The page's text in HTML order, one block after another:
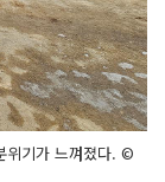
위기가 느껴졌다. ©